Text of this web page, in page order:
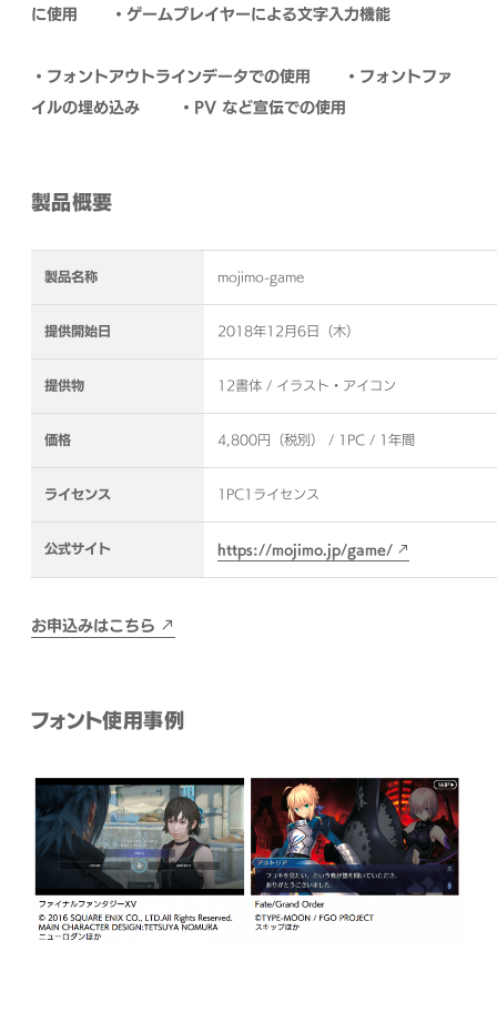
に使⽤
・ゲームプレイヤーによる⽂字⼊⼒機能
・フォントアウトラインデータでの使⽤
・フォントファ
イルの埋め込み
・PV など宣伝での使⽤
製品概要
製品名称 mojimo-game
提供開始日 2018年12月6日（木）
提供物 12書体 / イラスト・アイコン
価格 4,800円（税別） / 1PC / 1年間
ライセンス 1PC1ライセンス
公式サイト https://mojimo.jp/game/
お申込みはこちら
フォント使用事例